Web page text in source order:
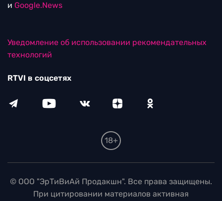
и Google.News
Уведомление об использовании рекомендательных
технологий
RTVI в соцсетях
18+
© ООО "ЭрТиВиАй Продакшн". Все права защищены.
При цитировании материалов активная